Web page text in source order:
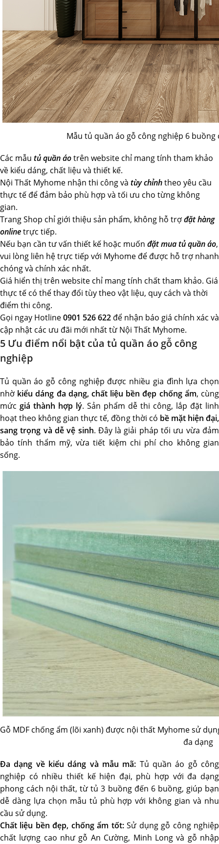
Mẫu tủ quần áo gỗ công nghiệp 6
Các mẫu tủ quần áotrên website chỉ mang tính tham khảo
về kiểu dáng, chất liệu và thiết kế.
Nội Thất Myhome nhận thi công và tùy chỉnhtheo yêu cầu
thực tế để đảm bảo phù hợp và tối ưu cho từng không
gian.
Trang Shop chỉ giới thiệu sản phẩm, không hỗ trợđặt hàng
onlinetrực tiếp.
Nếu bạn cần tư vấn thiết kế hoặc muốn đặt mua tủ quần áo,
vui lòng liên hệ trực tiếp với Myhome để được hỗ trợ nhanh
chóng và chính xác nhất.
Giá hiển thị trên website chỉ mang tính chất tham khảo. Giá
thực tế có thể thay đổi tùy theo vật liệu, quy cách và thời
điểm thi công.
Gọi ngay Hotline0901 526 622 để nhận báo giá chính xác và
cập nhật các ưu đãi mới nhất từ Nội Thất Myhome.
5 Ưu điểm nổi bật của tủ quần áo gỗ công
nghiệp
Tủ quần áo gỗ công nghiệp được nhiều gia đình lựa chọn
nhờ kiểu dáng đa dạng, chất liệu bền đẹp chống ẩm, cùng
mức giá thành hợp lý. Sản phẩm dễ thi công, lắp đặt linh
hoạt theo không gian thực tế, đồng thời có bề mặt hiện đại,
sang trọng và dễ vệ sinh. Đây là giải pháp tối ưu vừa đảm
bảo tính thẩm mỹ, vừa tiết kiệm chi phí cho không gian
sống.
Gỗ MDF chống ẩm (lõi xanh) được nội thất Myhome sử
đa dạng
Đa dạng về kiểu dáng và mẫu mã: Tủ quần áo gỗ công
nghiệp có nhiều thiết kế hiện đại, phù hợp với đa dạng
phong cách nội thất, từ tủ 3 buồng đến 6 buồng, giúp bạn
dễ dàng lựa chọn mẫu tủ phù hợp với không gian và nhu
cầu sử dụng.
Chất liệu bền đẹp, chống ẩm tốt:Sử dụng gỗ công nghiệp
chất lượng cao như gỗ An Cường, Minh Long và gỗ nhập